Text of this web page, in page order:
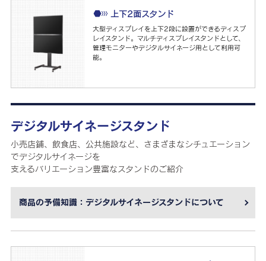
上下2面スタンド
大型ディスプレイを上下2段に設置ができるディスプ
レイスタンド。マルチディスプレイスタンドとして、
管理モニターやデジタルサイネージ用として利用可
能。
デジタルサイネージスタンド
小売店鋪、飲食店、公共施設など、さまざまなシチュエーション
でデジタルサイネージを
支えるバリエーション豊富なスタンドのご紹介
商品の予備知識：デジタルサイネージスタンドについて